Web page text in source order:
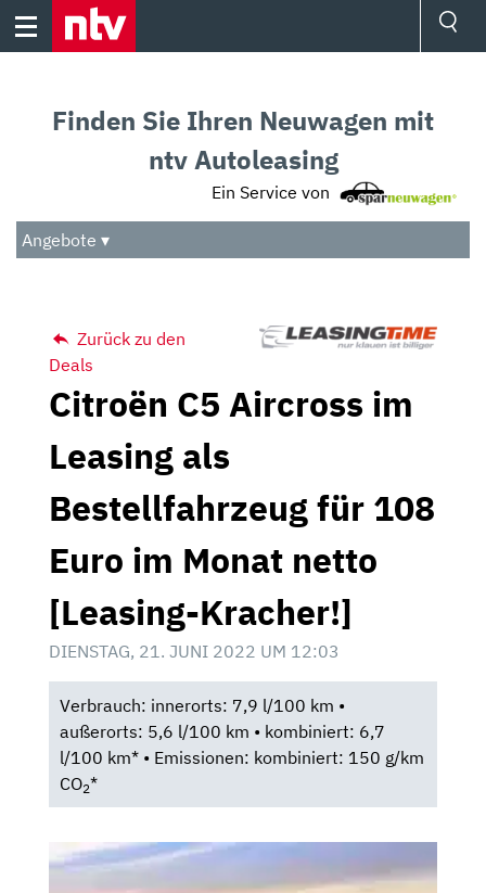
Skip
Audio
Das Beste
Finden Sie Ihren Neuwagen mit
ntv Autoleasing
Ein Service von
Angebote ▾
Zurück zu den
Deals
Citroën C5 Aircross im
Leasing als
Bestellfahrzeug für 108
Euro im Monat netto
[Leasing-Kracher!]
DIENSTAG, 21. JUNI 2022 UM 12:03
Verbrauch: innerorts: 7,9 l/100 km •
außerorts: 5,6 l/100 km • kombiniert: 6,7
l/100 km* • Emissionen: kombiniert: 150 g/km
CO2*